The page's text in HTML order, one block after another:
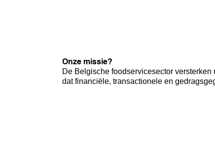
Onze missie?
De Belgische foodservicesector
dat financiële, transactionele en